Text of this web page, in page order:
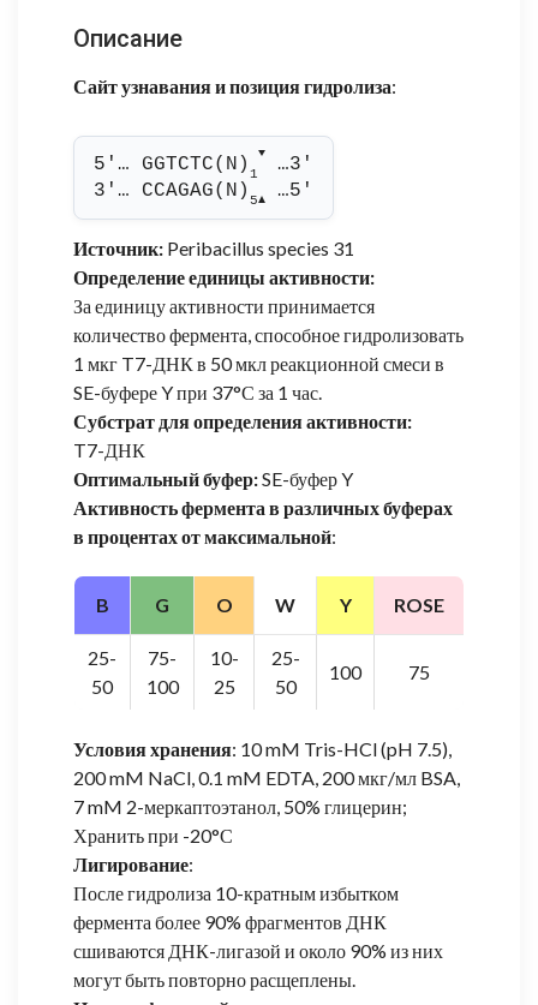
Описание
Сайт узнавания и позиция гидролиза:
5'… GGTCTC(N) 1
▼
…3'
3'… CCAGAG(N) 5▲ …5'
Источник: Peribacillus species 31
Определение единицы активности:
За единицу активности принимается
количество фермента, способное гидролизовать
1 мкг T7-ДНК в 50 мкл реакционной смеси в
SE-буфере Y при 37°С за 1 час.
Субстрат для определения активности:
T7-ДНК
Оптимальный буфер:SE-буфер Y
Активность фермента в различных буферах
в процентах от максимальной:
B G O W Y ROSE
25-
50
75-
100
10-
25
25-
50
100 75
Условия хранения: 10 mM Tris-HCl (pH 7.5),
200 mM NaCl, 0.1 mM EDTA, 200 мкг/мл BSA,
7 mM 2-меркаптоэтанол, 50% глицерин;
Хранить при -20°С
Лигирование:
После гидролиза 10-кратным избытком
фермента более 90% фрагментов ДНК
сшиваются ДНК-лигазой и около 90% из них
могут быть повторно расщеплены.